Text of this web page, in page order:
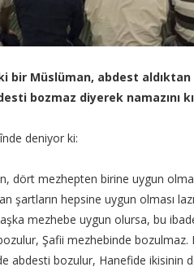
bir Müslüman, abdest
bozmaz diyerek namazını
deniyor ki:
dört mezhepten birine uygun
şartların hepsine uygun olması
mezhebe uygun olursa, bu
Şafii mezhebinde bozulmaz.
abdesti bozulur, Hanefide ikisinin